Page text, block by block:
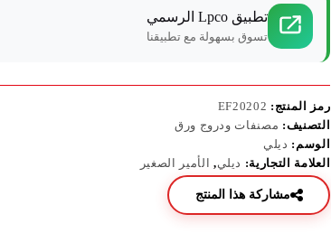
تطبيق Lpco الرسمي
تسوق بسهولة مع تطبيقنا
رمز المنتج: EF20202
التصنيف: مصنفات ودروج ورق
الوسم: ديلي
العلامة التجارية: ديلي, الأمير الصغير
مشاركة هذا المنتج